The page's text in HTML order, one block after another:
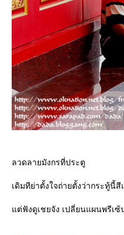
ลวดลายมังกรที่ประตู
เดิมทีย่าตั้งใจถ่ายตั้งว่ากระทู้นี้สี
ต่ฟังดูเชยจัง เปลี่ยนแผนพรีเ